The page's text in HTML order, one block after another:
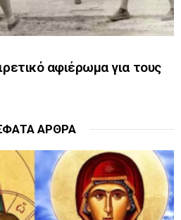
αφιέρωμα για τους
ΆΡΘΡΑ